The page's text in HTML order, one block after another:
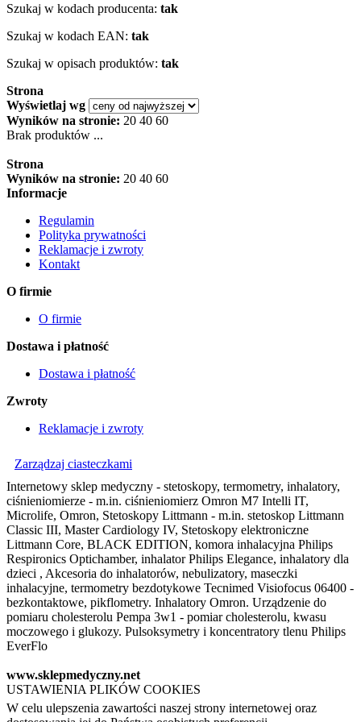
Szukaj w kodach producenta: tak
Szukaj w kodach EAN: tak
Szukaj w opisach produktów: tak
Strona
Wyświetlaj wg
Wyników na stronie: 20 40 60
Brak produktów ...
Strona
Wyników na stronie: 20 40 60
Informacje
Regulamin
Polityka prywatności
Reklamacje i zwroty
Kontakt
O firmie
O firmie
Dostawa i płatność
Dostawa i płatność
Zwroty
Reklamacje i zwroty
Zarządzaj ciasteczkami
Internetowy sklep medyczny - stetoskopy, termometry, inhalatory,
ciśnieniomierze - m.in. ciśnieniomierz Omron M7 Intelli IT,
Microlife, Omron, Stetoskopy Littmann - m.in. stetoskop Littmann
Classic III, Master Cardiology IV, Stetoskopy elektroniczne
Littmann Core, BLACK EDITION, komora inhalacyjna Philips
Respironics Optichamber, inhalator Philips Elegance, inhalatory dla
dzieci , Akcesoria do inhalatorów, nebulizatory, maseczki
inhalacyjne, termometry bezdotykowe Tecnimed Visiofocus 06400 -
bezkontaktowe, pikflometry. Inhalatory Omron. Urządzenie do
pomiaru cholesterolu Pempa 3w1 - pomiar cholesterolu, kwasu
moczowego i glukozy. Pulsoksymetry i koncentratory tlenu Philips
EverFlo
www.sklepmedyczny.net
USTAWIENIA PLIKÓW COOKIES
W celu ulepszenia zawartości naszej strony internetowej oraz